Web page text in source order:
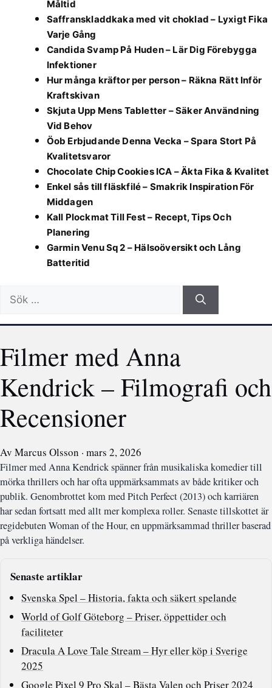
Måltid
Saffranskladdkaka med vit choklad – Lyxigt Fika
Varje Gång
Candida Svamp På Huden – Lär Dig Förebygga
Infektioner
Hur många kräftor per person – Räkna Rätt Inför
Kraftskivan
Skjuta Upp Mens Tabletter – Säker Användning
Vid Behov
Öob Erbjudande Denna Vecka – Spara Stort På
Kvalitetsvaror
Chocolate Chip Cookies ICA – Äkta Fika & Kvalitet
Enkel sås till fläskfilé – Smakrik Inspiration För
Middagen
Kall Plockmat Till Fest – Recept, Tips Och
Planering
Garmin Venu Sq 2 – Hälsoöversikt och Lång
Batteritid
Sök
efter:
Filmer med Anna
Kendrick – Filmografi och
Recensioner
Av Marcus Olsson · mars 2, 2026
Filmer med Anna Kendrick spänner från musikaliska komedier till
mörka thrillers och har ofta uppmärksammats av både kritiker och
publik. Genombrottet kom med Pitch Perfect (2013) och karriären
har sedan fortsatt med allt mer komplexa roller. Senaste tillskottet är
regidebuten Woman of the Hour, en uppmärksammad thriller baserad
på verkliga händelser.
Senaste artiklar
Svenska Spel – Historia, fakta och säkert spelande
World of Golf Göteborg – Priser, öppettider och
faciliteter
Dracula A Love Tale Stream – Hyr eller köp i Sverige
2025
Google Pixel 9 Pro Skal – Bästa Valen och Priser 2024